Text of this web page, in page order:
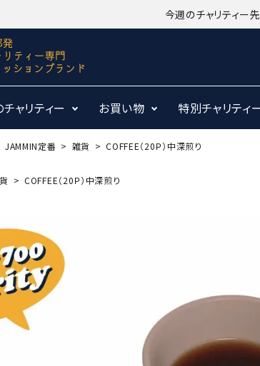
今週のチャリティー
ャリティー お買い物 特別チャリティ
JAMMIN定番 雑貨 COFFEE（20Ｐ）中深煎り
COFFEE（20Ｐ）中深煎り